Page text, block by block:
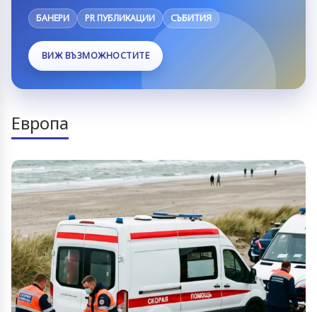
БАНЕРИ PR ПУБЛИКАЦИИ СЪБИТИЯ
ВИЖ ВЪЗМОЖНОСТИТЕ
Европа